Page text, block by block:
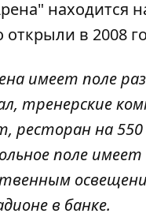
находится
открыли в 2008
имеет поле
тренерские
ресторан на
поле
в банке.